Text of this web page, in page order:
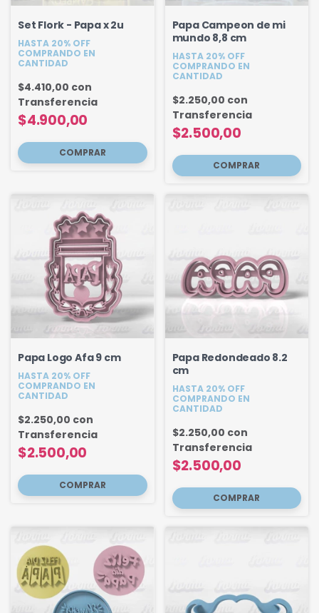
Set Flork - Papa x 2u
HASTA 20% OFF
COMPRANDO EN
CANTIDAD
$4.900,00
$4.410,00 con
Transferencia
Papa Campeon de mi
mundo 8,8 cm
HASTA 20% OFF
COMPRANDO EN
CANTIDAD
$2.500,00
$2.250,00 con
Transferencia
Papa Logo Afa 9 cm
HASTA 20% OFF
COMPRANDO EN
CANTIDAD
$2.500,00
$2.250,00 con
Transferencia
Papa Redondeado 8.2
cm
HASTA 20% OFF
COMPRANDO EN
CANTIDAD
$2.500,00
$2.250,00 con
Transferencia